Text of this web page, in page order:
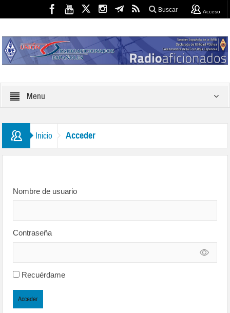
Buscar Acceso
Menu
Inicio Acceder
Nombre de usuario
Contraseña
Recuérdame
Acceder